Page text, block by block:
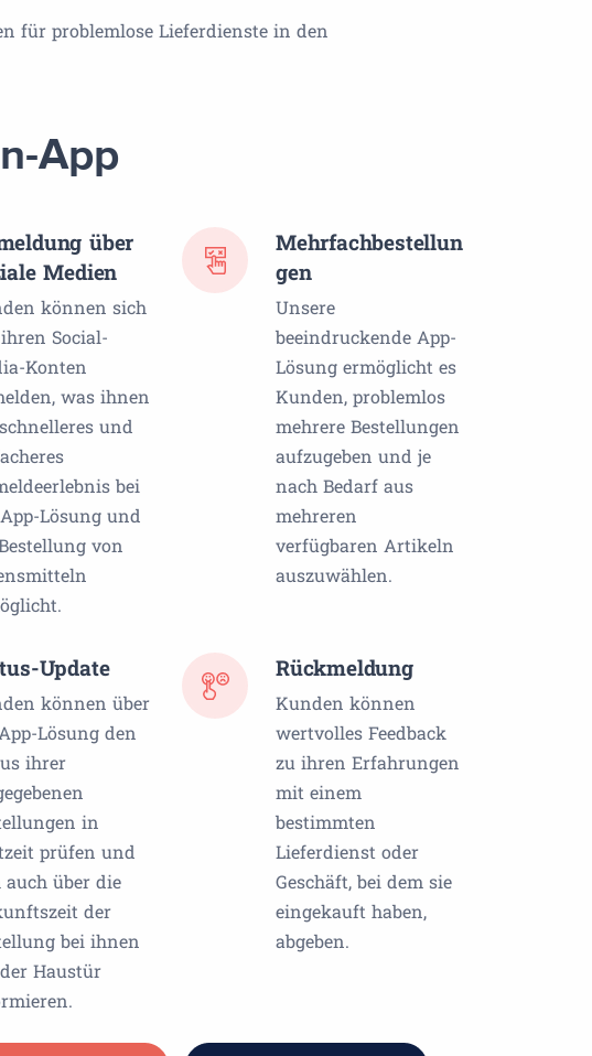
für problemlose Lieferdienste in den
App
über
Medien
können sich
Social-
Konten
was ihnen
und
bei
Lösung und
von
Mehrfachbestellun
gen
Unsere
beeindruckende App-
Lösung ermöglicht es
Kunden, problemlos
mehrere Bestellungen
aufzugeben und je
nach Bedarf aus
mehreren
verfügbaren Artikeln
auszuwählen.
Update
können über
Lösung den
ihrer
in
prüfen und
auch über die
der
bei ihnen
Haustür
Rückmeldung
Kunden können
wertvolles Feedback
zu ihren Erfahrungen
mit einem
bestimmten
Lieferdienst oder
Geschäft, bei dem sie
eingekauft haben,
abgeben.